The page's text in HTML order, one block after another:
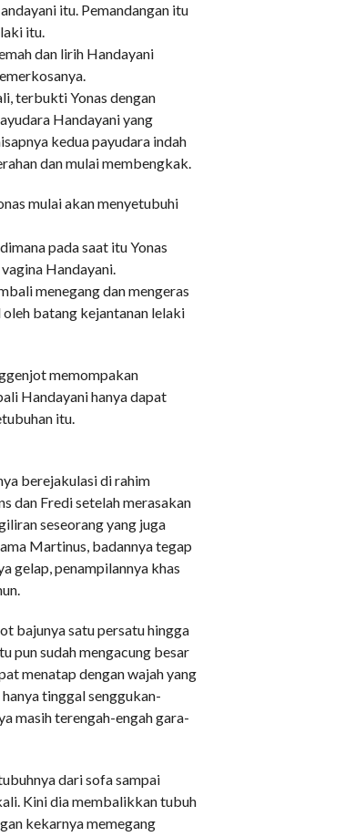
itu. Pemandangan itu
itu.
dan lirih Handayani
terbukti Yonas dengan
Handayani yang
kedua payudara indah
dan mulai membengkak.
mulai akan menyetubuhi
pada saat itu Yonas
Handayani.
menegang dan mengeras
batang kejantanan lelaki
memompakan
Handayani hanya dapat
itu.
berejakulasi di rahim
dan Fredi setelah merasakan
seseorang yang juga
Martinus, badannya tegap
gelap, penampilannya khas
bajunya satu persatu hingga
pun sudah mengacung besar
menatap dengan wajah yang
tinggal senggukan-
masih terengah-engah gara-
dari sofa sampai
Kini dia membalikkan tubuh
kekarnya memegang